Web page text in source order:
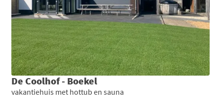
De Coolhof - Boekel
vakantiehuis met hottub en sauna